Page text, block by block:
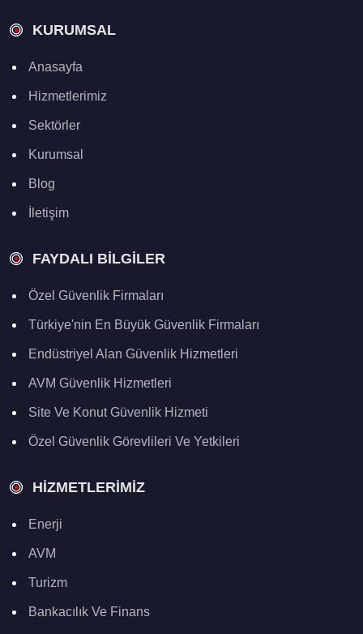
KURUMSAL
Anasayfa
Hizmetlerimiz
Sektörler
Kurumsal
Blog
İletişim
FAYDALI BILGILER
Özel Güvenlik Firmaları
Türkiye'nin En Büyük Güvenlik Firmaları
Endüstriyel Alan Güvenlik Hizmetleri
AVM Güvenlik Hizmetleri
Site Ve Konut Güvenlik Hizmeti
Özel Güvenlik Görevlileri Ve Yetkileri
HIZMETLERIMIZ
Enerji
AVM
Turizm
Bankacılık Ve Finans